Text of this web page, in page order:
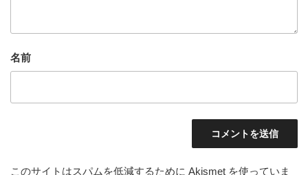
名前
このサイトはスパムを低減するために Akismet を使っていま